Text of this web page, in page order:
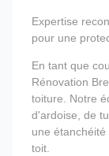
Expertise
pour une
En tant que
Rénovation
toiture. Notre
d'ardoise, de
une
toit.